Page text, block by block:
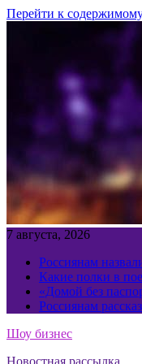
Перейти к
7 августа, 2026
Россиянам
Какие полки в
«Домой без
Россиянам
Шоу бизнес
Новостная рассылка